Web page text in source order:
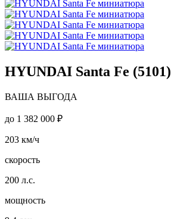
HYUNDAI Santa Fe (5101)
ВАША ВЫГОДА
до 1 382 000 ₽
203 км/ч
скорость
200 л.с.
мощность